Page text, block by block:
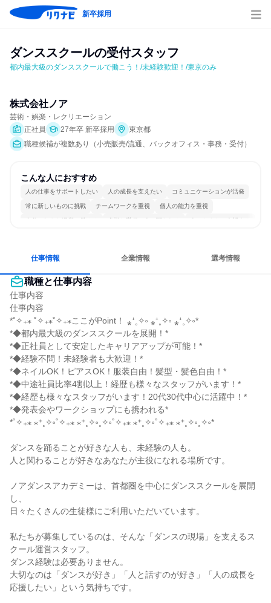
新卒採用
ダンススクールの受付スタッフ
都内最大級のダンススクールで働こう！/未経験歓迎！/東京のみ
株式会社ノア
芸術・娯楽・レクリエーション
正社員
27年卒 新卒採用
東京都
職種候補が複数あり（小売販売/流通、バックオフィス・事務・受付）
こんな人におすすめ
人の仕事をサポートしたい 人の成長を支えたい コミュニケーションが活発
常に新しいものに挑戦 チームワークを重視 個人の能力を重視
自分の好きな場所で働ける 多様な職種の人と関われる 人とたくさん会話する
仕事情報 企業情報 選考情報
職種と仕事内容
仕事内容
仕事内容
*˚✧₊⁎ ˚✧₊⁎˚✧₊⁎ここがPoint！ ⁎⁺˳✧༚ ⁎⁺˳✧༚ ⁎⁺˳✧༚*
*◆都内最大級のダンススクールを展開！*
*◆正社員として安定したキャリアアップが可能！*
*◆経験不問！未経験者も大歓迎！*
*◆ネイルOK！ピアスOK！服装自由！髪型・髪色自由！*
*◆中途社員比率4割以上！経歴も様々なスタッフがいます！*
*◆経歴も様々なスタッフがいます！20代30代中心に活躍中！*
*◆発表会やワークショップにも携われる*
*˚✧₊⁎ ⁎⁺˳✧༚˚✧₊⁎ ⁎⁺˳✧༚˳✧༚˚✧₊⁎ ⁎⁺˳✧༚˚✧₊⁎ ⁎⁺˳✧༚˳✧༚*
ダンスを踊ることが好きな人も、未経験の人も。
人と関わることが好きなあなたが主役になれる場所です。
ノアダンスアカデミーは、首都圏を中心にダンススクールを展開
し、
日々たくさんの生徒様にご利用いただいています。
私たちが募集しているのは、そんな「ダンスの現場」を支えるス
クール運営スタッフ。
ダンス経験は必要ありません。
大切なのは「ダンスが好き」「人と話すのが好き」「人の成長を
応援したい」という気持ちです。